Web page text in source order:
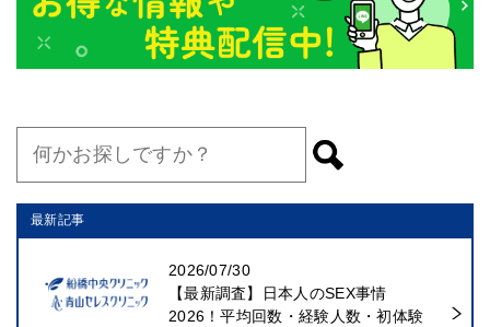
最新記事
2026/07/30
【最新調査】日本人のSEX事情
2026！平均回数・経験人数・初体験